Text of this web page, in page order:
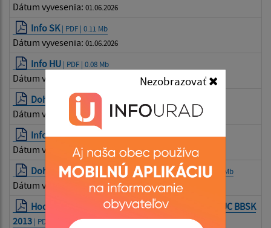
Nezobrazovať
Dátum vyvesenia: 01.06.2026
Info SK| PDF | 0.11 Mb
Dátum vyvesenia: 01.06.2026
Info HU | PDF | 0.08 Mb
Dátum vyvesenia:
Dohoda o cene| PDF | 0.81 Mb
Dátum vyvesenia: 01.06.2026
Info o vyhodnotení ponúk| PDF | 0.08 Mb
Dátum vyvesenia: 01.06.2026
Dohoda o zabezpečení povinnej práce| PDF | 1.31 Mb
Dátum vyvesenia: 01.06.2026
Hodnotiaca správa o realizovanom projekte z VUC BBSK
2013 | PDF | 0.14 Mb